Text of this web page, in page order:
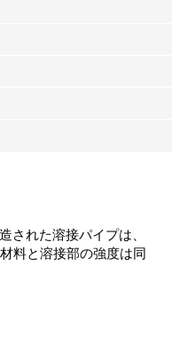
された溶接パイプは、
料と溶接部の強度は同